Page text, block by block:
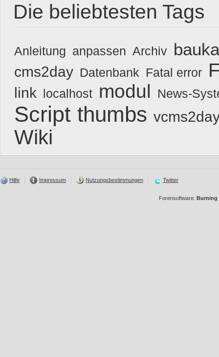
Die beliebtesten Tags
Anleitung anpassen Archiv
cms2day Datenbank Fatal error
link localhost modul News-
Script thumbs
Wiki
Hilfe Impressum Nutzungsbestimmungen Twitter
Forensoftware: Burning